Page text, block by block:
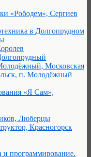
«Рободем», Сергиев
в Долгопрудном
Московская
п. Молодёжный
«Я Сам»,
Люберцы
Красногорск
программирование.